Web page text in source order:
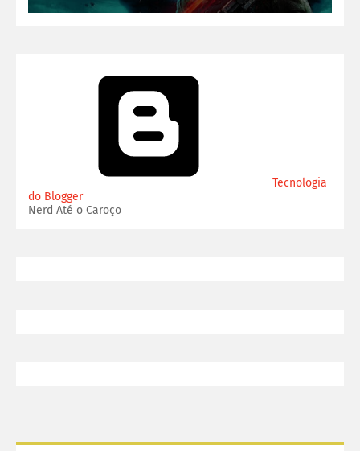
Tecnologia
do Blogger
Nerd Até o Caroço